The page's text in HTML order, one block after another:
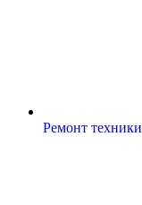
Ремонт техники